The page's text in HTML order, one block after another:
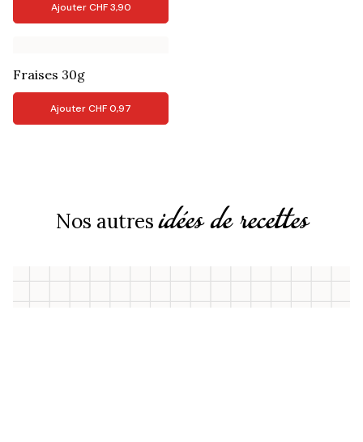
AjouterCHF3,90
Fraises 30g
AjouterCHF0,97
Nos autresidées de recettes